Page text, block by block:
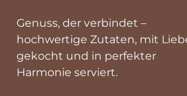
Genuss, der verbindet –
hochwertige Zutaten, mit
gekocht und in perfekter
Harmonie serviert.